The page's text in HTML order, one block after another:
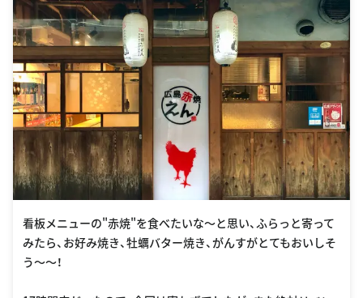
看板メニューの"赤焼"を食べたいな〜と思い、ふらっと寄って
みたら、お好み焼き、牡蠣バター焼き、がんすがとてもおいしそ
う〜〜！